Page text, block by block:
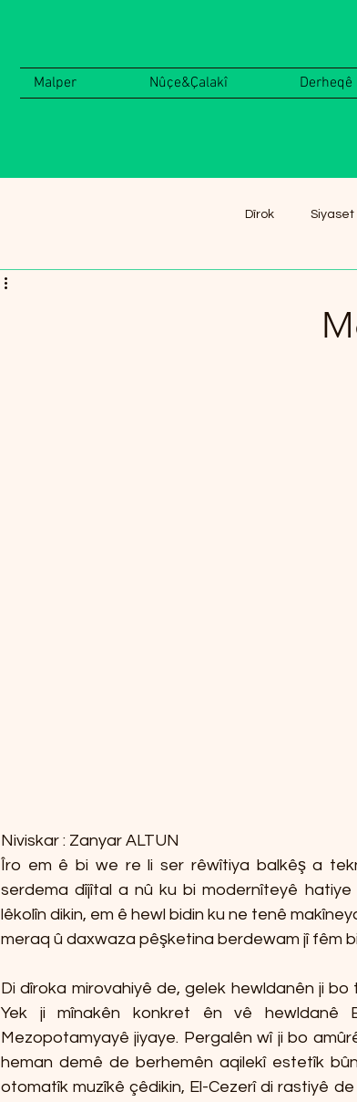
Malper Nûçe&Çalakî Derheqê
Siyaset
Dîrok
Niviskar : Zanyar ALTUN
Îro em ê bi we re li ser rêwîtiya balkêş a
serdema dîjîtal a nû ku bi modernîteyê hatiye
lêkolîn dikin, em ê hewl bidin ku ne tenê
meraq û daxwaza pêşketina berdewam jî fêm
Di dîroka mirovahiyê de, gelek hewldanên ji
Yek ji mînakên konkret ên vê
Mezopotamyayê jiyaye. Pergalên wî ji bo
heman demê de berhemên aqilekî estetîk
otomatîk muzîkê çêdikin, El-Cezerî di rastiyê